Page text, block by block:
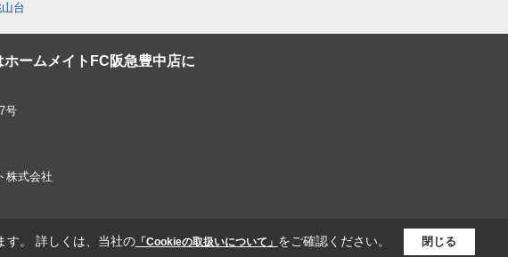
台
ームメイトFC阪急豊中店に
号
株式会社
す。 詳しくは、当社の「Cookieの取扱いについて」 をご確認ください。 閉じる